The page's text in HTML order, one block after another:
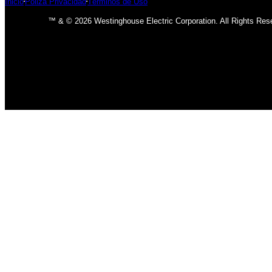
™ & © 2026 Westinghouse Electric Corporation. All Rights